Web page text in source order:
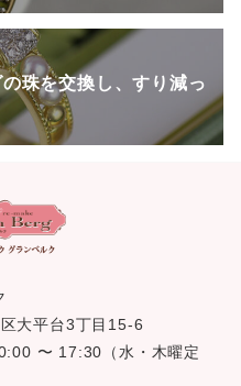
珠を交換し、すり減っ
大平台3丁目15-6
〜 17:30（水・木曜定